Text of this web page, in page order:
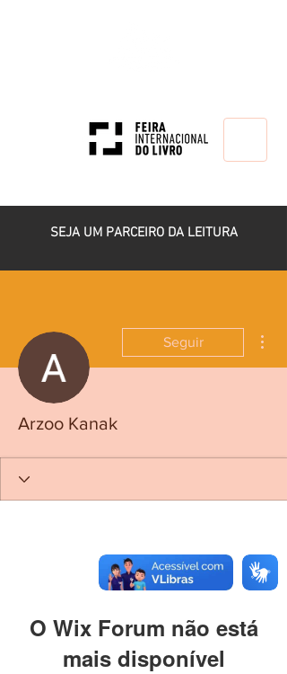
SEJA UM PARCEIRO DA LEITURA
Seguir
Arzoo Kanak
O Wix Forum não está
mais disponível